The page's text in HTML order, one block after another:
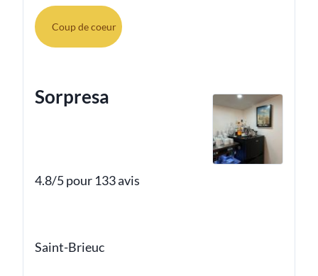
Coup de coeur
Sorpresa
4.8/5 pour 133 avis
Saint-Brieuc